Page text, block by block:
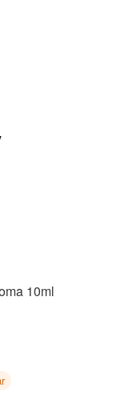
10ml